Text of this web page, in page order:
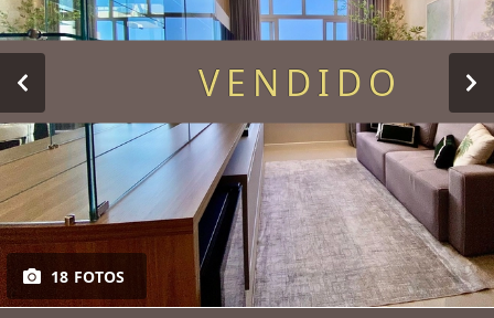
18 FOTOS
VENDIDO